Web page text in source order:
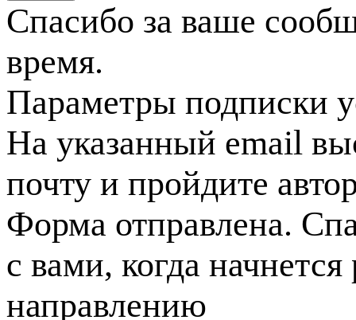
Спасибо за ваше
время.
Параметры подписки
На указанный email
почту и пройдите
Форма отправлена.
с вами, когда
направлению